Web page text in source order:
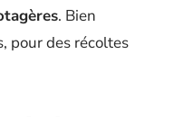
. Bien
pour des récoltes